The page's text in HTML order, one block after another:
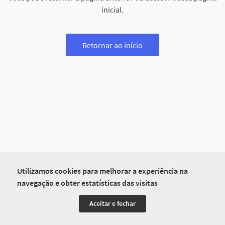
Utilizamos cookies para melhorar a experiência na
navegação e obter estatísticas das visitas
Aceitar e fechar
inicial.
Retornar ao início